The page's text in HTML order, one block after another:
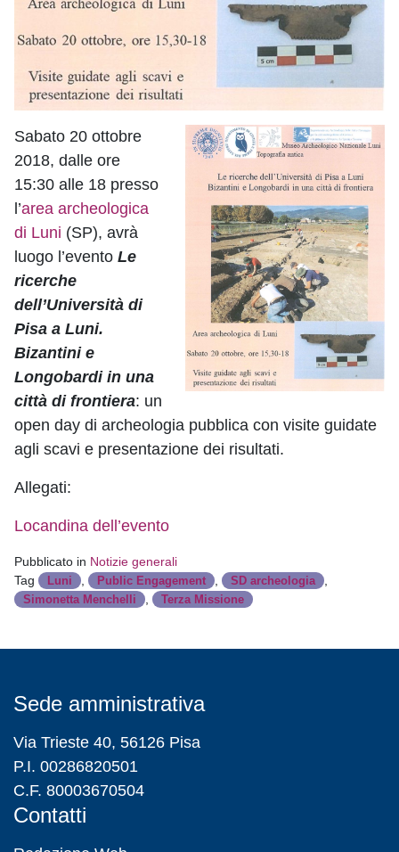
Sabato 20 ottobre
2018, dalle ore
15:30 alle 18 presso
l’area archeologica
di Luni (SP), avrà
luogo l’evento Le
ricerche
dell’Università di
Pisa a Luni.
Bizantini e
Longobardi in una
città di frontiera: un
open day di archeologia pubblica con visite guidate
agli scavi e presentazione dei risultati.
Allegati:
Locandina dell’evento
Pubblicato in Notizie generali
Tag
Luni Public Engagement SD archeologia
Simonetta Menchelli Terza Missione
Sede amministrativa
Via Trieste 40, 56126 Pisa
P.I. 00286820501
C.F. 80003670504
Contatti